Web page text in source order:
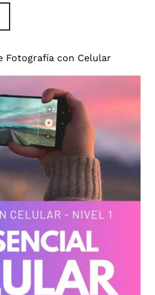
Fotografía con Celular